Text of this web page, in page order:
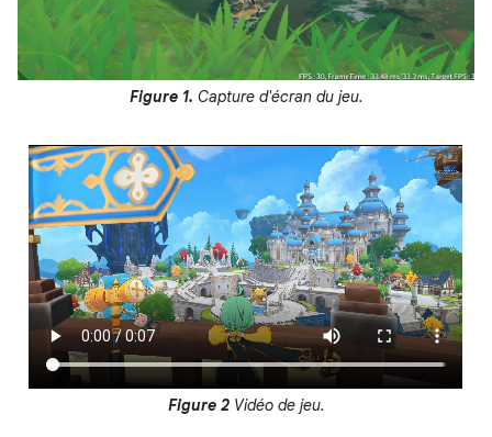
Figure 1. Capture d'écran du jeu.
Figure 2Vidéo de jeu.